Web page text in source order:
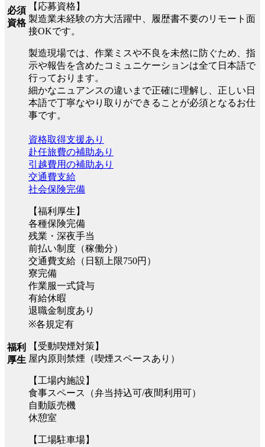
必須
資格
【応募資格】
製造業未経験の方大活躍中、履歴書不要のリモート面
接OKです。
製造現場では、作業ミスや不良を未然に防ぐため、指
示や報告を含めたコミュニケーションは全て日本語で
行っております。
細かなニュアンスの違いまで正確に理解し、正しい日
本語で丁寧なやり取りができることが必須となるお仕
事です。
福利
厚生
資格取得支援あり
赴任旅費の補助あり
引越費用の補助あり
交通費支給
社会保険完備
【福利厚生】
各種保険完備
残業・深夜手当
前払い制度（稼働分）
交通費支給（日額上限750円）
寮完備
作業服一式貸与
有給休暇
退職金制度あり
※各規定有
【受動喫煙対策】
屋内原則禁煙（喫煙スペースあり）
【工場内施設】
食事スペース（弁当持込可/夜間利用可）
自動販売機
休憩室
【工場駐車場】